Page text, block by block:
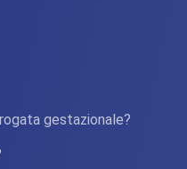
gestazionale?